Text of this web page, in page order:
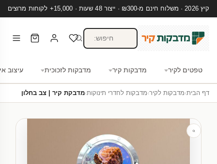
קיץ 2026 · משלוח חינם מ-₪300 · ייצור 48 שעות · 15,000+ לקוחות מרוצים
טפטים לקיר מדבקות קיר מדבקות לזכוכית עיצוב
דף הבית›מדבקות לקיר›מדבקות לחדרי תינוקות›מדבקת קיר | צב בחלון